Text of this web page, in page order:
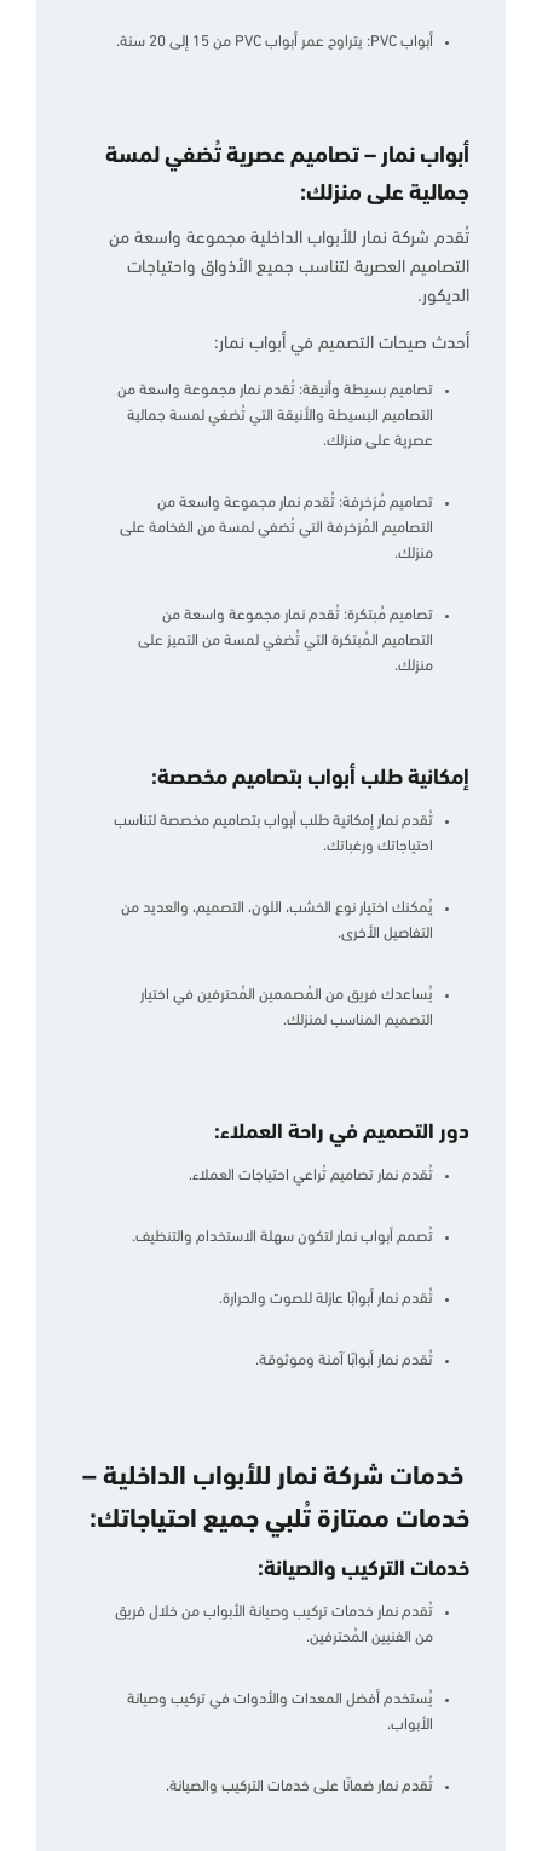
أبواب PVC: يتراوح عمر أبواب PVC من 15 إلى 20 سنة.
أبواب نمار – تصاميم عصرية تُضفي لمسة
جمالية على منزلك:
تُقدم شركة نمار للأبواب الداخلية مجموعة واسعة من
التصاميم العصرية لتناسب جميع الأذواق واحتياجات
الديكور.
أحدث صيحات التصميم في أبواب نمار:
تصاميم بسيطة وأنيقة: تُقدم نمار مجموعة واسعة من
التصاميم البسيطة والأنيقة التي تُضفي لمسة جمالية
عصرية على منزلك.
تصاميم مُزخرفة: تُقدم نمار مجموعة واسعة من
التصاميم المُزخرفة التي تُضفي لمسة من الفخامة على
منزلك.
تصاميم مُبتكرة: تُقدم نمار مجموعة واسعة من
التصاميم المُبتكرة التي تُضفي لمسة من التميز على
منزلك.
إمكانية طلب أبواب بتصاميم مخصصة:
تُقدم نمار إمكانية طلب أبواب بتصاميم مخصصة لتناسب
احتياجاتك ورغباتك.
يُمكنك اختيار نوع الخشب، اللون، التصميم، والعديد من
التفاصيل الأخرى.
يُساعدك فريق من المُصممين المُحترفين في اختيار
التصميم المناسب لمنزلك.
دور التصميم في راحة العملاء:
تُقدم نمار تصاميم تُراعي احتياجات العملاء.
تُصمم أبواب نمار لتكون سهلة الاستخدام والتنظيف.
تُقدم نمار أبوابًا عازلة للصوت والحرارة.
تُقدم نمار أبوابًا آمنة وموثوقة.
خدمات شركة نمار للأبواب الداخلية –
خدمات ممتازة تُلبي جميع احتياجاتك:
خدمات التركيب والصيانة:
تُقدم نمار خدمات تركيب وصيانة الأبواب من خلال فريق
من الفنيين المُحترفين.
يُستخدم أفضل المعدات والأدوات في تركيب وصيانة
الأبواب.
تُقدم نمار ضمانًا على خدمات التركيب والصيانة.